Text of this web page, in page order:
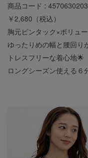
商品コード : 4570630203
￥2,680（税込）
胸元ピンタック×ボリュ
ゆったりめの幅と腰回り
トレスフリーな着心地🌟
ロングシーズン使える６